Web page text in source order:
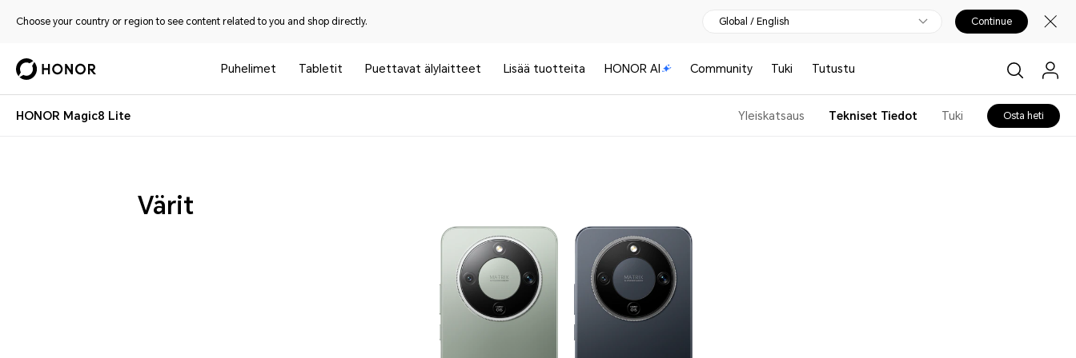
Choose your country or region to see content related to you and shop directly. Global / English Continue
Puhelimet Tabletit Puettavat älylaitteet Lisää tuotteita HONOR AI Community Tuki Tutustu
HONOR Magic8 Lite Yleiskatsaus Tekniset Tiedot Tuki Osta heti
Värit